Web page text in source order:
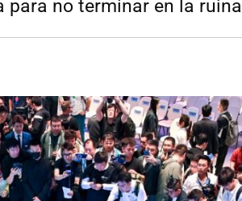
para no terminar en la ruina